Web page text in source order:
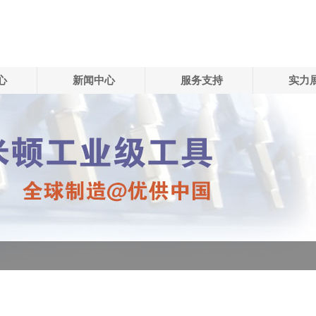
新闻中心 服务支持 实力